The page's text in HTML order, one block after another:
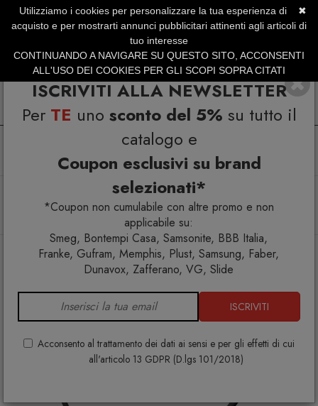
ISCRIVITI ALLA NEWSLETTER
Per TE uno sconto del 5% su tutto il
catalogo e
Coupon esclusivi su brand
selezionati*
*Coupon non cumulabile con altre promo e non
applicabile su:
Smeg, Bontempi Casa, Samsonite, BBB Italia,
Franke, Gufram, Memphis, Plust, Samsung, Faber,
Dunavox, Zafferano, VG, Slide
ISCRIVITI
Acconsento al trattamento dei dati ai sensi e per gli effetti di cui
all'articolo 13 GDPR (D.lgs 101/2018)
SERVIZIO CLIENTI +39.0773.470.562
SUMMER SALES | Fino al 31 Agosto
Arredo esterno
La Siesta Nautico Anthracite Supporto in acciaio zincato per
amaca Doppia
✖
Utilizziamo i cookies per personalizzare la tua esperienza di
acquisto e per mostrarti annunci pubblicitari attinenti agli articoli di
tuo interesse
CONTINUANDO A NAVIGARE SU QUESTO SITO, ACCONSENTI
ALL'USO DEI COOKIES PER GLI SCOPI SOPRA CITATI